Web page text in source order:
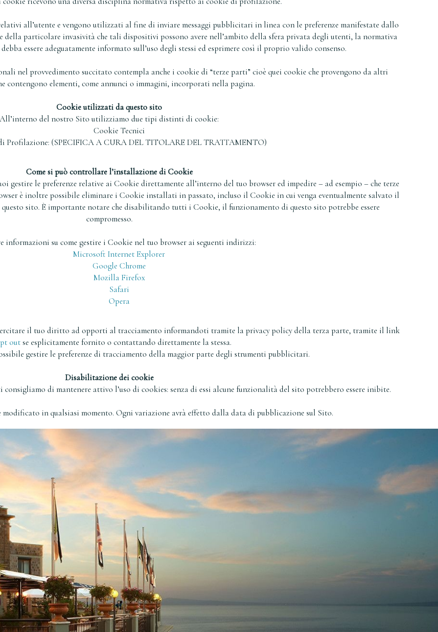
all’utente e vengono utilizzati al fine di inviare messaggi pubblicitari in linea con le preferenze manifestate dallo
della particolare invasività che tali dispositivi possono avere nell’ambito della sfera privata degli utenti, la normativa
essere adeguatamente informato sull’uso degli stessi ed esprimere così il proprio valido consenso.
nel provvedimento succitato contempla anche i cookie di “terze parti” cioè quei cookie che provengono da altri
contengono elementi, come annunci o immagini, incorporati nella pagina.
Cookie utilizzati da questo sito
All’interno del nostro Sito utilizziamo due tipi distinti di cookie:
Cookie Tecnici
Profilazione: (SPECIFICA A CURA DEL TITOLARE DEL TRATTAMENTO)
Come si può controllare l’installazione di Cookie
gestire le preferenze relative ai Cookie direttamente all’interno del tuo browser ed impedire – ad esempio – che terze
è inoltre possibile eliminare i Cookie installati in passato, incluso il Cookie in cui venga eventualmente salvato il
sito. È importante notare che disabilitando tutti i Cookie, il funzionamento di questo sito potrebbe essere
compromesso.
informazioni su come gestire i Cookie nel tuo browser ai seguenti indirizzi:
Microsoft Internet Explorer
Google Chrome
Mozilla Firefox
Safari
Opera
il tuo diritto ad opporti al tracciamento informandoti tramite la privacy policy della terza parte, tramite il link
outse esplicitamente fornito o contattando direttamente la stessa.
gestire le preferenze di tracciamento della maggior parte degli strumenti pubblicitari.
Disabilitazione dei cookie
di mantenere attivo l’uso di cookies: senza di essi alcune funzionalità del sito potrebbero essere inibite.
modificato in qualsiasi momento. Ogni variazione avrà effetto dalla data di pubblicazione sul Sito.